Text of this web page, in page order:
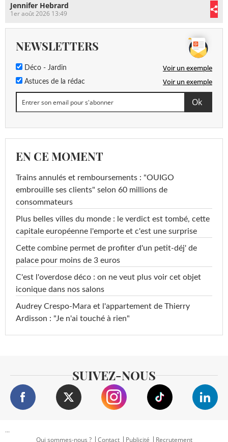
Jennifer Hebrard
1er août 2026 13:49
NEWSLETTERS
Déco - Jardin Voir un exemple
Astuces de la rédac Voir un exemple
EN CE MOMENT
Trains annulés et remboursements : "OUIGO
embrouille ses clients" selon 60 millions de
consommateurs
Plus belles villes du monde : le verdict est tombé, cette
capitale européenne l'emporte et c'est une surprise
Cette combine permet de profiter d'un petit-déj' de
palace pour moins de 3 euros
C'est l'overdose déco : on ne veut plus voir cet objet
iconique dans nos salons
Audrey Crespo-Mara et l'appartement de Thierry
Ardisson : "Je n'ai touché à rien"
SUIVEZ-NOUS
...
Qui sommes-nous ?
Contact Publicité Recrutement